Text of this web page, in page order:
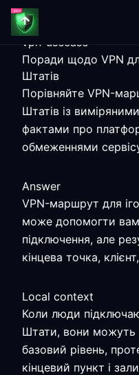
vpn-usecase
Поради щодо VPN
Штатів
Порівняйте VPN-
Штатів із
фактами про
обмеженнями
Answer
VPN-маршрут для
може допомогти вам
підключення, але
кінцева точка,
Local context
Коли люди
Штати, вони можуть
базовий рівень,
кінцевий пункт і